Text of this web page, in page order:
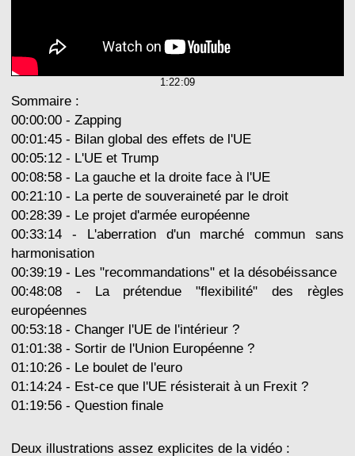
1:22:09
Sommaire :
00:00:00 - Zapping
00:01:45 - Bilan global des effets de l'UE
00:05:12 - L'UE et Trump
00:08:58 - La gauche et la droite face à l'UE
00:21:10 - La perte de souveraineté par le droit
00:28:39 - Le projet d'armée européenne
00:33:14 - L'aberration d'un marché commun sans
harmonisation
00:39:19 - Les "recommandations" et la désobéissance
00:48:08 - La prétendue "flexibilité" des règles
européennes
00:53:18 - Changer l'UE de l'intérieur ?
01:01:38 - Sortir de l'Union Européenne ?
01:10:26 - Le boulet de l'euro
01:14:24 - Est-ce que l'UE résisterait à un Frexit ?
01:19:56 - Question finale
Deux illustrations assez explicites de la vidéo :